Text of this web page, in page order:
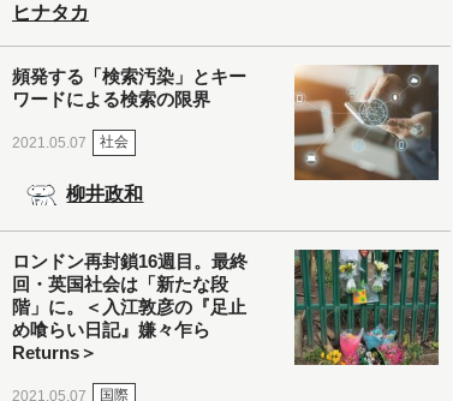
ヒナタカ
頻発する「検索汚染」とキー
ワードによる検索の限界
2021.05.07 社会
柳井政和
ロンドン再封鎖16週目。最終
回・英国社会は「新たな段
階」に。＜入江敦彦の『足止
め喰らい日記』嫌々乍ら
Returns＞
2021.05.07 国際